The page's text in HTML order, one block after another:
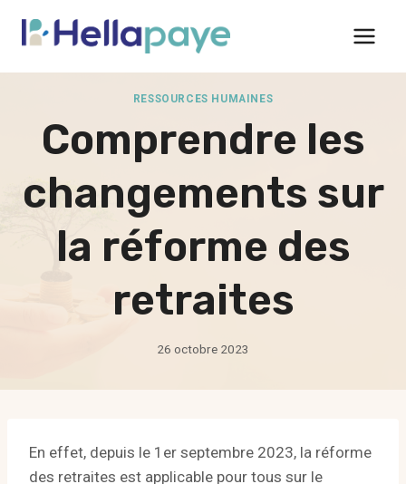
RESSOURCES HUMAINES
Comprendre les
changements sur
la réforme des
retraites
26 octobre 2023
En effet, depuis le 1er septembre 2023, la réforme
des retraites est applicable pour tous sur le